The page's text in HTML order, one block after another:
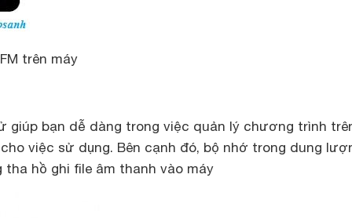
trên máy
giúp bạn dễ dàng trong việc quản lý chương trình
việc sử dụng. Bên cạnh đó, bộ nhớ trong dung
tha hồ ghi file âm thanh vào máy